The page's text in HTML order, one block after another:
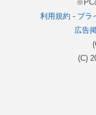
※PC
利用規約 - プラ
広告
(C)